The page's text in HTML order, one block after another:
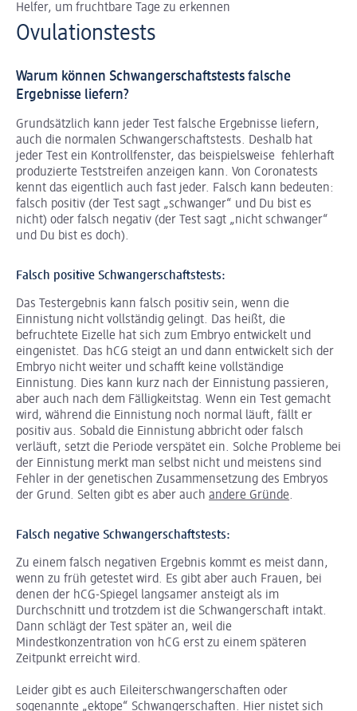
Helfer, um fruchtbare Tage zu erkennen
Ovulationstests
Warum können Schwangerschaftstests falsche
Ergebnisse liefern?
Grundsätzlich kann jeder Test falsche Ergebnisse liefern,
auch die normalen Schwangerschaftstests. Deshalb hat
jeder Test ein Kontrollfenster, das beispielsweise fehlerhaft
produzierte Teststreifen anzeigen kann. Von Coronatests
kennt das eigentlich auch fast jeder. Falsch kann bedeuten:
falsch positiv (der Test sagt „schwanger“ und Du bist es
nicht) oder falsch negativ (der Test sagt „nicht schwanger“
und Du bist es doch).
Falsch positive Schwangerschaftstests:
Das Testergebnis kann falsch positiv sein, wenn die
Einnistung nicht vollständig gelingt. Das heißt, die
befruchtete Eizelle hat sich zum Embryo entwickelt und
eingenistet. Das hCG steigt an und dann entwickelt sich der
Embryo nicht weiter und schafft keine vollständige
Einnistung. Dies kann kurz nach der Einnistung passieren,
aber auch nach dem Fälligkeitstag. Wenn ein Test gemacht
wird, während die Einnistung noch normal läuft, fällt er
positiv aus. Sobald die Einnistung abbricht oder falsch
verläuft, setzt die Periode verspätet ein. Solche Probleme bei
der Einnistung merkt man selbst nicht und meistens sind
Fehler in der genetischen Zusammensetzung des Embryos
der Grund. Selten gibt es aber auch andere Gründe.
Falsch negative Schwangerschaftstests:
Zu einem falsch negativen Ergebnis kommt es meist dann,
wenn zu früh getestet wird. Es gibt aber auch Frauen, bei
denen der hCG-Spiegel langsamer ansteigt als im
Durchschnitt und trotzdem ist die Schwangerschaft intakt.
Dann schlägt der Test später an, weil die
Mindestkonzentration von hCG erst zu einem späteren
Zeitpunkt erreicht wird.
Leider gibt es auch Eileiterschwangerschaften oder
sogenannte „ektope“ Schwangerschaften. Hier nistet sich